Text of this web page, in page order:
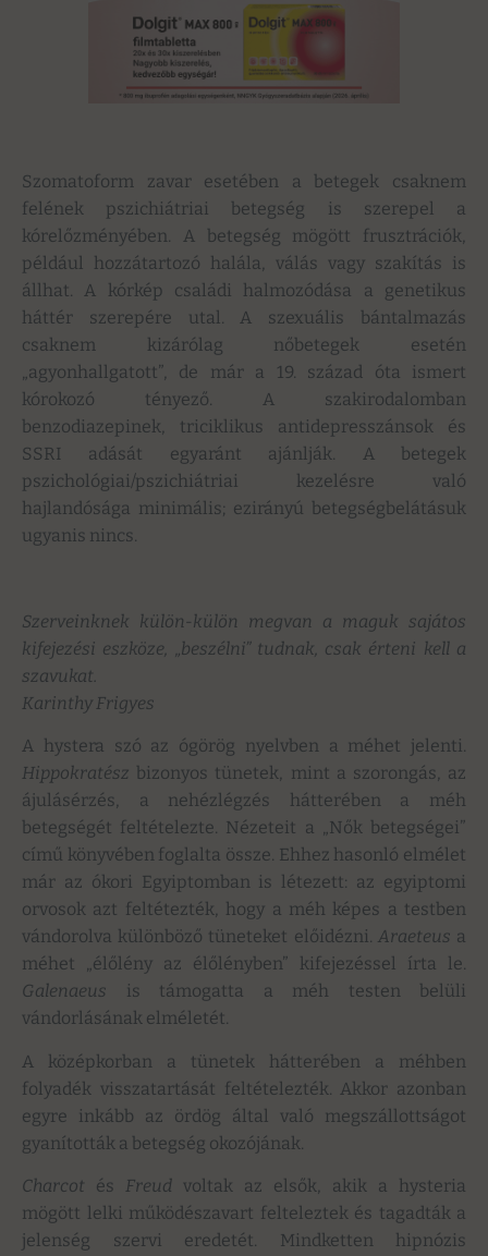
Szomatoform zavar esetében a betegek csaknem
felének pszichiátriai betegség is szerepel a
kórelőzményében. A betegség mögött frusztrációk,
például hozzátartozó halála, válás vagy szakítás is
állhat. A kórkép családi halmozódása a genetikus
háttér szerepére utal. A szexuális bántalmazás
csaknem kizárólag nőbetegek esetén
„agyonhallgatott”, de már a 19. század óta ismert
kórokozó tényező. A szakirodalomban
benzodiazepinek, triciklikus antidepresszánsok és
SSRI adását egyaránt ajánlják. A betegek
pszichológiai/pszichiátriai kezelésre való
hajlandósága minimális; ezirányú betegségbelátásuk
ugyanis nincs.
Szerveinknek külön-külön megvan a maguk sajátos
kifejezési eszköze, „beszélni” tudnak, csak érteni kell a
szavukat.
Karinthy Frigyes
A hystera szó az ógörög nyelvben a méhet jelenti.
Hippokratész bizonyos tünetek, mint a szorongás, az
ájulásérzés, a nehézlégzés hátterében a méh
betegségét feltételezte. Nézeteit a „Nők betegségei”
című könyvében foglalta össze. Ehhez hasonló elmélet
már az ókori Egyiptomban is létezett: az egyiptomi
orvosok azt feltétezték, hogy a méh képes a testben
vándorolva különböző tüneteket előidézni. Araeteus a
méhet „élőlény az élőlényben” kifejezéssel írta le.
Galenaeus is támogatta a méh testen belüli
vándorlásának elméletét.
A középkorban a tünetek hátterében a méhben
folyadék visszatartását feltételezték. Akkor azonban
egyre inkább az ördög által való megszállottságot
gyanították a betegség okozójának.
Charcot és Freud voltak az elsők, akik a hysteria
mögött lelki működészavart felteleztek és tagadták a
jelenség szervi eredetét. Mindketten hipnózis